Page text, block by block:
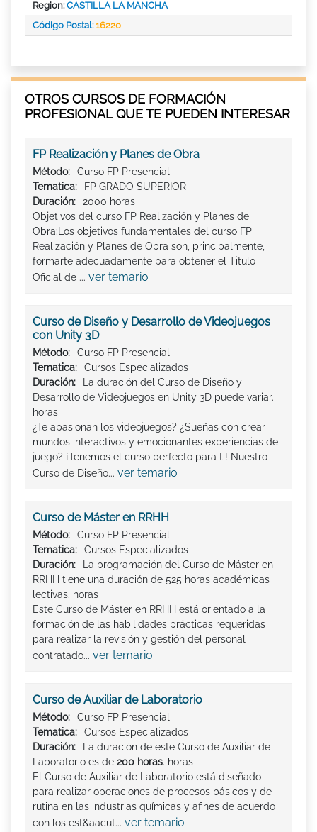
Region:CASTILLA LA MANCHA
Código Postal:16220
OTROS CURSOS DE FORMACIÓN
PROFESIONAL QUE TE PUEDEN INTERESAR
FP Realización y Planes de Obra
Método:
Curso FP Presencial
Tematica:
FP GRADO SUPERIOR
Duración:
2000 horas
Objetivos del curso FP Realización y Planes de
Obra:Los objetivos fundamentales del curso FP
Realización y Planes de Obra son, principalmente,
formarte adecuadamente para obtener el Titulo
Oficial de ... ver temario
Curso de Diseño y Desarrollo de Videojuegos
con Unity 3D
Método:
Curso FP Presencial
Tematica:
Cursos Especializados
Duración:
La duración del Curso de Diseño y
Desarrollo de Videojuegos en Unity 3D puede variar.
horas
¿Te apasionan los videojuegos? ¿Sueñas con crear
mundos interactivos y emocionantes experiencias de
juego? ¡Tenemos el curso perfecto para ti! Nuestro
Curso de Diseño... ver temario
Curso de Máster en RRHH
Método:
Curso FP Presencial
Tematica:
Cursos Especializados
Duración:
La programación del Curso de Máster en
RRHH tiene una duración de 525 horas académicas
lectivas. horas
Este Curso de Máster en RRHH está orientado a la
formación de las habilidades prácticas requeridas
para realizar la revisión y gestión del personal
contratado... ver temario
Curso de Auxiliar de Laboratorio
Método:
Curso FP Presencial
Tematica:
Cursos Especializados
Duración:
La duración de este Curso de Auxiliar de
Laboratorio es de 200 horas. horas
El Curso de Auxiliar de Laboratorio está diseñado
para realizar operaciones de procesos básicos y de
rutina en las industrias químicas y afines de acuerdo
con los est&aacut... ver temario